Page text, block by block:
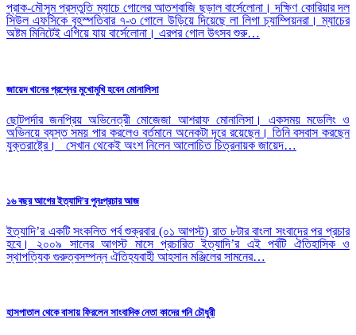
প্রাক-মৌসুম প্রস্তুতি ম্যাচে গোলের আতশবাজি ছড়াল বার্সেলোনা। দক্ষিণ কোরিয়ার দল
সিউল এফসিকে বৃহস্পতিবার ৭-৩ গোলে উড়িয়ে দিয়েছে লা লিগা চ্যাম্পিয়নরা। ম্যাচের
অষ্টম মিনিটেই এগিয়ে যায় বার্সেলোনা। এরপর গোল উৎসব শুরু…
জায়েদ খানের প্রশ্নের মুখোমুখি হবেন মোনালিসা
ছোটপর্দার জনপ্রিয় অভিনেত্রী মোজেজা আশরাফ মোনালিসা। একসময় মডেলিং ও
অভিনয়ে ব্যস্ত সময় পার করলেও বর্তমানে অনেকটা দূরে রয়েছেন। তিনি বসবাস করছেন
যুক্তরাষ্ট্রে। সেখান থেকেই অংশ নিলেন আলোচিত চিত্রনায়ক জায়েদ…
১৬ বছর আগের ইত্যাদি’র পুনঃপ্রচার আজ
ইত্যাদি’র একটি সংকলিত পর্ব শুক্রবার (০১ আগস্ট) রাত ৮টার বাংলা সংবাদের পর প্রচার
হবে। ২০০৯ সালের আগস্ট মাসে প্রচারিত ইত্যাদি’র এই পর্বটি ঐতিহাসিক ও
স্থাপত্যিক গুরুত্বসম্পন্ন ঐতিহ্যবাহী আহসান মঞ্জিলের সামনের…
হাসপাতাল থেকে বাসায় ফিরলেন সাংবাদিক নেতা কাদের গনি চৌধুরী